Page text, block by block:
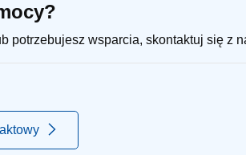
potrzebujesz wsparcia, skontaktuj się z